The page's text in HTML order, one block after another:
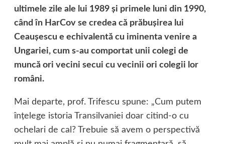
ultimele zile ale lui 1989 şi primele luni din 1990,
când în HarCov se credea că prăbuşirea lui
Ceauşescu e echivalentă cu iminenta venire a
Ungariei, cum s-au comportat unii colegi de
muncă ori vecini secui cu vecinii ori colegii lor
români.
Mai departe, prof. Trifescu spune: „Cum putem
înţelege istoria Transilvaniei doar citind-o cu
ochelari de cal? Trebuie să avem o perspectivă